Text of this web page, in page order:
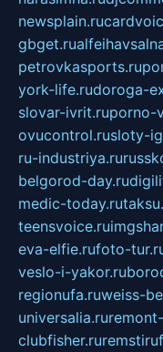
newsplain.ru
gbget.ru
petrovkasports.ru
york-life.rudoroga-
slovar-ivrit.ruporno-
ovucontrol.rusloty-
ru-industriya.ru
belgorod-day.ru
medic-today.ru
teensvoice.ru
eva-elfie.rufoto-
veslo-i-yakor.ru
regionufa.ruweiss-
universalia.ru
clubfisher.ru